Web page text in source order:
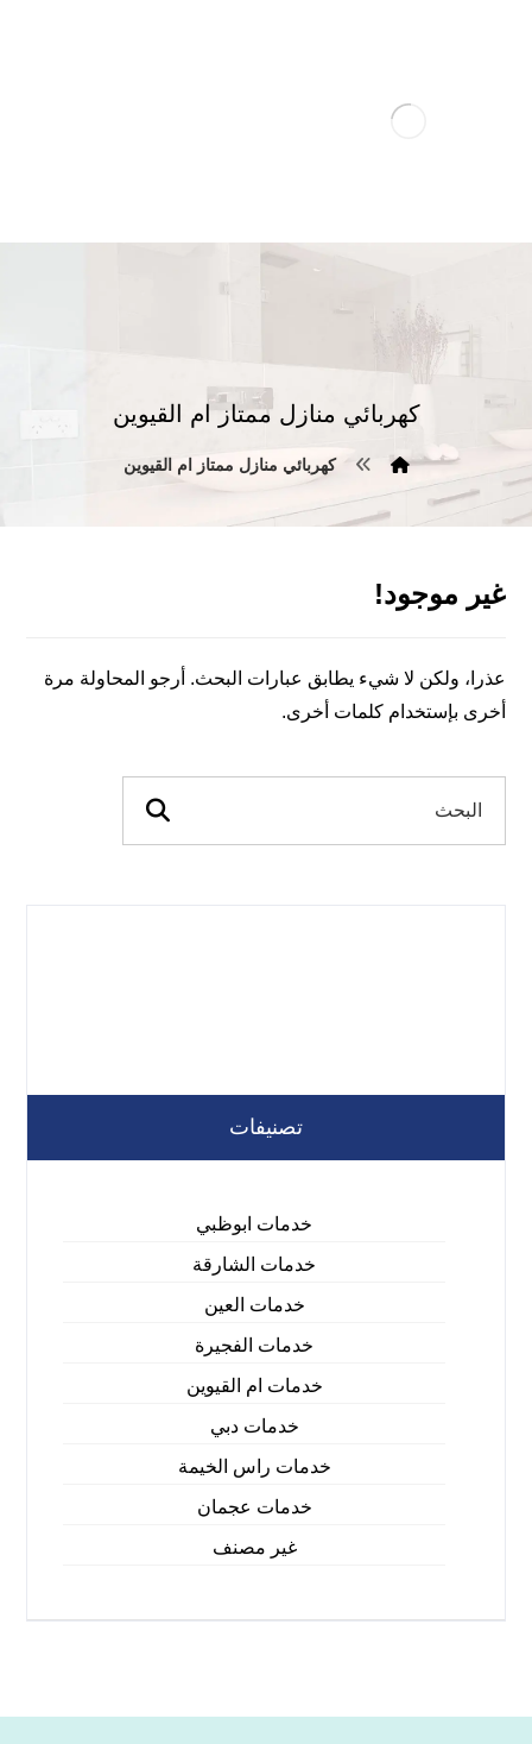
كهربائي منازل ممتاز ام القيوين
كهربائي منازل ممتاز ام القيوين
غير موجود!
عذرا، ولكن لا شيء يطابق عبارات البحث. أرجو المحاولة مرة
أخرى بإستخدام كلمات أخرى.
تصنيفات
خدمات ابوظبي
خدمات الشارقة
خدمات العين
خدمات الفجيرة
خدمات ام القيوين
خدمات دبي
خدمات راس الخيمة
خدمات عجمان
غير مصنف